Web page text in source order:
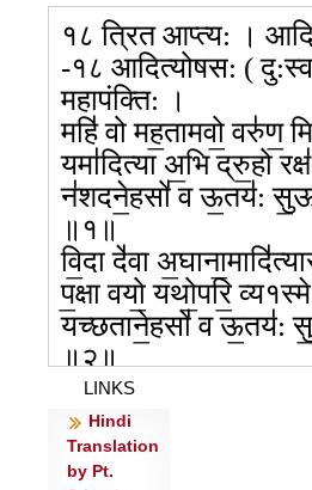
१८ त्रित आप्त्य: ।
-१८ आदित्योषस: (
महापंक्ति: ।
महि॑ वो मह॒तामवो॒ वरु॑ण॒
यमा॑दित्या अ॒भि द्रु॒हो
न॑शदने॒हसो॑ व ऊ॒तय॑:
॥१॥
वि॒दा दे॑वा
प॒क्षा वयो॒ यथो॒परि॒
यच्छताने॒हसो॑ व ऊ॒तय॑:
॥२॥
व्य१स्मे अधि॒ शर्म॒
विश्वा॑नि विश्ववेदसो
मनामहेऽने॒हसो॑ व ऊ॒तय॑:
LINKS
Hindi
Translation
by Pt.